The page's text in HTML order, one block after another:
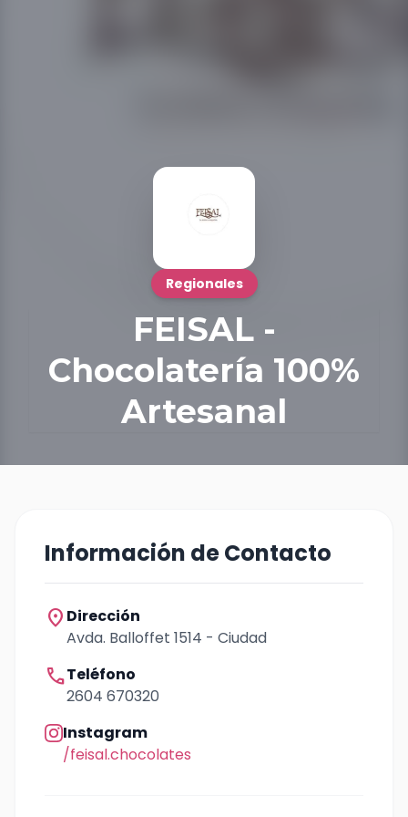
Regionales
FEISAL -
Chocolatería 100%
Artesanal
Información de Contacto
location_on Dirección
Avda. Balloffet 1514 - Ciudad
callTeléfono
2604 670320
Instagram
/feisal.chocolates